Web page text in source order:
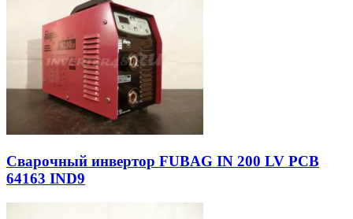
Сварочный инвертор FUBAG IN 200 LV PCB
64163 IND9